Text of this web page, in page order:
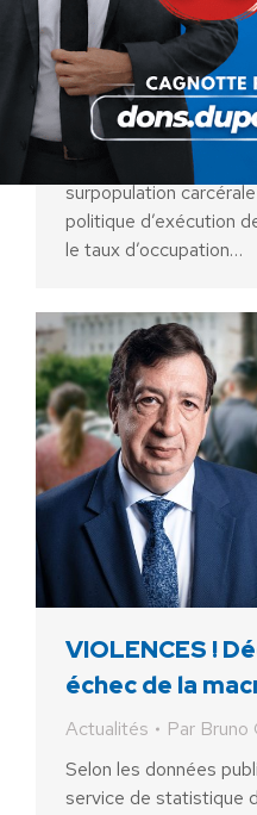
Pour une
pénale
Actualités Par
En octobre 2023, la
rendu un rapport public
surpopulation
politique d’exécution
le taux d’occupation…
VIOLENCES !
échec de la
Actualités Par Bruno
Selon les données
service de statistique